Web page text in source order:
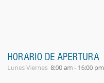
HORARIO DE APERTURA
Lunes Viernes 8:00 am - 16:00 pm​